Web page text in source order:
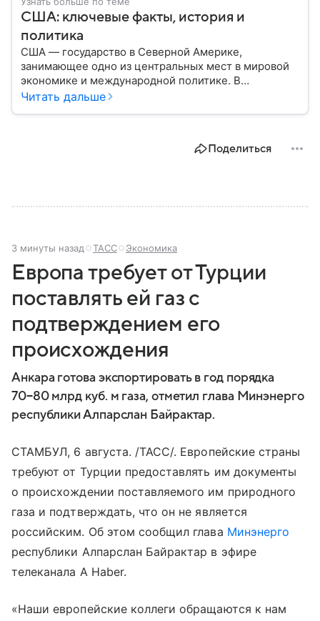
США: ключевые факты, история и
политика
США — государство в Северной Америке,
занимающее одно из центральных мест в мировой
экономике и международной политике. В
материале — основные сведения об этой стране.
Читать дальше
Поделиться
3 минуты назад ТАСС Экономика
Европа требует от Турции
поставлять ей газ с
подтверждением его
происхождения
Анкара готова экспортировать в год порядка
70−80 млрд куб. м газа, отметил глава Минэнерго
республики Алпарслан Байрактар.
СТАМБУЛ, 6 августа. /ТАСС/. Европейские страны
требуют от Турции предоставлять им документы
о происхождении поставляемого им природного
газа и подтверждать, что он не является
российским. Об этом сообщил глава Минэнерго
республики Алпарслан Байрактар в эфире
телеканала A Haber.
«Наши европейские коллеги обращаются к нам